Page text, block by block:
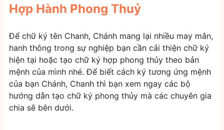
Hợp Hành Phong Thuỷ
Để chữ ký tên Chanh, Chánh mang lại nhiều may mắn,
hanh thông trong sự nghiệp bạn cần cải thiện chữ ký
hiện tại hoặc tạo chữ ký hợp phong thủy theo bản
mệnh của mình nhé. Để biết cách ký tương ứng mệnh
của bạn Chánh, Chanh thì bạn xem ngay các bộ
hướng dẫn tạo chữ ký phong thủy mà các chuyên gia
chia sẽ bên dưới.